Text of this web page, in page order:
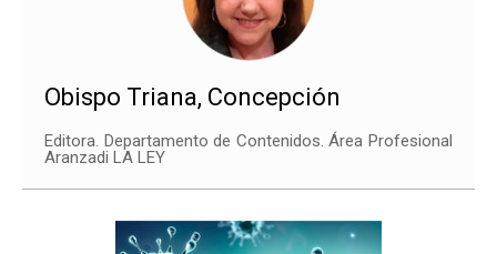
Obispo Triana, Concepción
Editora. Departamento de Contenidos. Área Profesional
Aranzadi LA LEY